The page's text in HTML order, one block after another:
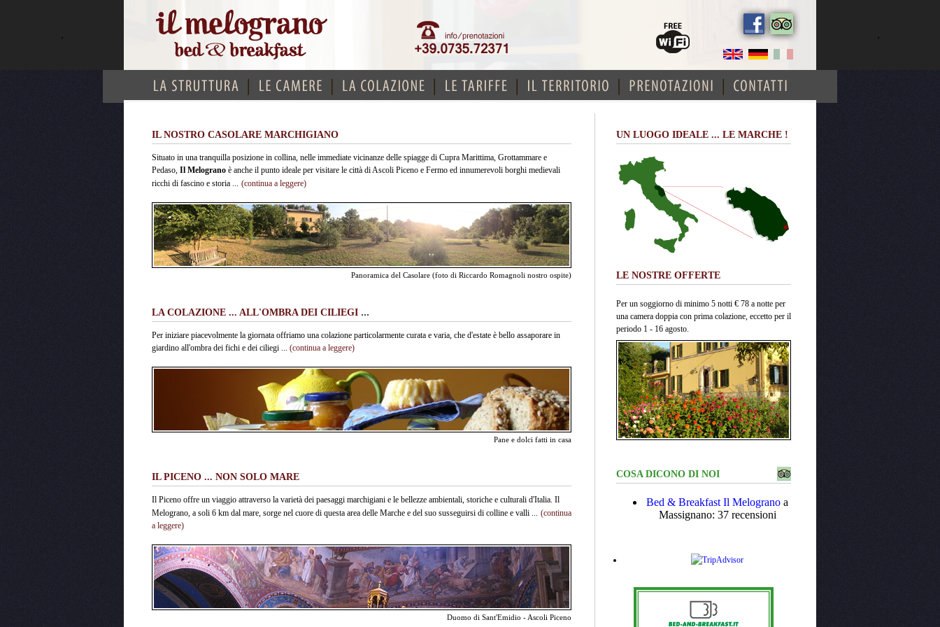
. .
IL NOSTRO CASOLARE MARCHIGIANO
Situato in una tranquilla posizione in collina, nelle immediate vicinanze delle spiagge di Cupra Marittima, Grottammare e
Pedaso, Il Melogranoè anche il punto ideale per visitare le città di Ascoli Piceno e Fermo ed innumerevoli borghi medievali
ricchi di fascino e storia ... (continua a leggere)
Panoramica del Casolare (foto di Riccardo Romagnoli nostro ospite)
LA COLAZIONE ... ALL'OMBRA DEI CILIEGI...
Per iniziare piacevolmente la giornata offriamo una colazione particolarmente curata e varia, che d'estate è bello assaporare in
giardino all'ombra dei fichi e dei ciliegi ... (continua a leggere)
Pane e dolci fatti in casa
IL PICENO ... NON SOLO MARE
Il Piceno offre un viaggio attraverso la varietà dei paesaggi marchigiani e le bellezze ambientali, storiche e culturali d'Italia. Il
Melograno, a soli 6 km dal mare, sorge nel cuore di questa area delle Marche e del suo susseguirsi di colline e valli ... (continua
a leggere)
Duomo di Sant'Emidio - Ascoli Piceno
UN LUOGO IDEALE ... LE MARCHE !
LE NOSTRE OFFERTE
Per un soggiorno di minimo 5 notti € 78 a notte per
una camera doppia con prima colazione, eccetto per il
periodo 1 - 16 agosto.
COSA DICONO DI NOI
Bed & Breakfast Il Melograno a
Massignano: 37 recensioni